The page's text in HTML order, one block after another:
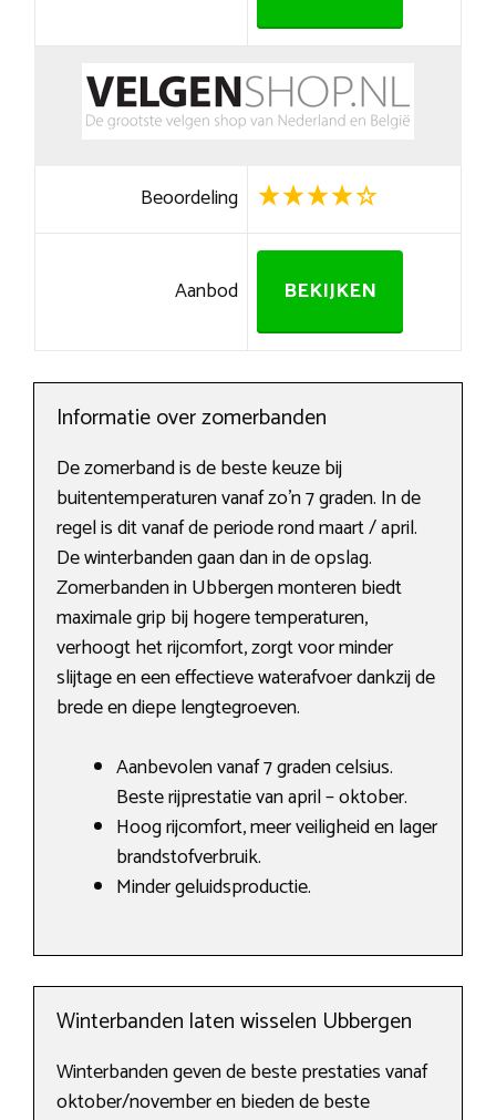
Beoordeling
Aanbod BEKIJKEN
Informatie over zomerbanden
De zomerband is de beste keuze bij
buitentemperaturen vanaf zo’n 7 graden. In de
regel is dit vanaf de periode rond maart / april.
De winterbanden gaan dan in de opslag.
Zomerbanden in Ubbergen monteren biedt
maximale grip bij hogere temperaturen,
verhoogt het rijcomfort, zorgt voor minder
slijtage en een effectieve waterafvoer dankzij de
brede en diepe lengtegroeven.
Aanbevolen vanaf 7 graden celsius.
Beste rijprestatie van april – oktober.
Hoog rijcomfort, meer veiligheid en lager
brandstofverbruik.
Minder geluidsproductie.
Winterbanden laten wisselen Ubbergen
Winterbanden geven de beste prestaties vanaf
oktober/november en bieden de beste